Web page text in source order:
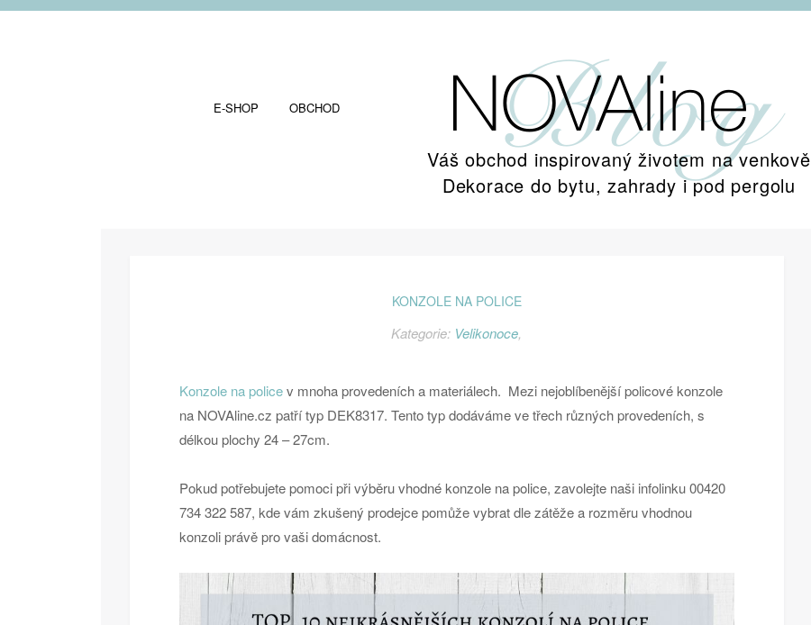
E-SHOP OBCHOD
Váš obchod inspirovaný životem na venkově
Dekorace do bytu, zahrady i pod pergolu
KONZOLE NA POLICE
Kategorie: Velikonoce,
Konzole na policev mnoha provedeních a materiálech. Mezi nejoblíbenější policové konzole
na NOVAline.cz patří typ DEK8317. Tento typ dodáváme ve třech různých provedeních, s
délkou plochy 24 – 27cm.
Pokud potřebujete pomoci při výběru vhodné konzole na police, zavolejte naši infolinku 00420
734 322 587, kde vám zkušený prodejce pomůže vybrat dle zátěže a rozměru vhodnou
konzoli právě pro vaši domácnost.